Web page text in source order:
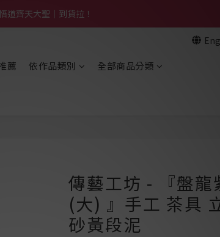
四種寶物幫你財運「轉」進來
道齊天大聖｜到貨拉！
薦 依作品類別
全部商品分類
傳藝工坊 - 『盤龍
(大) 』手工 茶具
砂黃段泥